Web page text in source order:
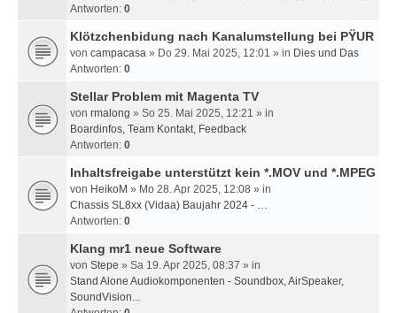
Antworten: 0
Klötzchenbidung nach Kanalumstellung bei PŸUR
von campacasa » Do 29. Mai 2025, 12:01 » in Dies und Das
Antworten: 0
Stellar Problem mit Magenta TV
von rmalong » So 25. Mai 2025, 12:21 » in
Boardinfos, Team Kontakt, Feedback
Antworten: 0
Inhaltsfreigabe unterstützt kein *.MOV und *.MPEG
von HeikoM » Mo 28. Apr 2025, 12:08 » in
Chassis SL8xx (Vidaa) Baujahr 2024 - …
Antworten: 0
Klang mr1 neue Software
von Stepe » Sa 19. Apr 2025, 08:37 » in
Stand Alone Audiokomponenten - Soundbox, AirSpeaker,
SoundVision...